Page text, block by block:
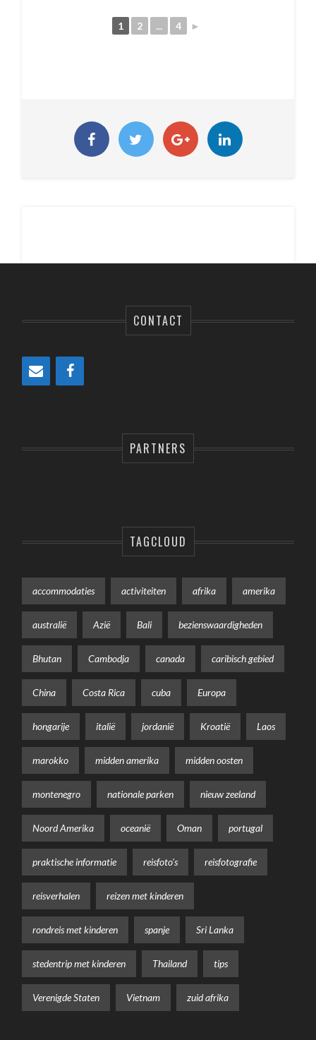
1 2 ... 4 ►
CONTACT
PARTNERS
TAGCLOUD
accommodaties activiteiten afrika amerika
australië Azië Bali bezienswaardigheden
Bhutan Cambodja canada caribisch gebied
China Costa Rica cuba Europa
hongarije italië jordanië Kroatië Laos
marokko midden amerika midden oosten
montenegro nationale parken nieuw zeeland
Noord Amerika oceanië Oman portugal
praktische informatie reisfoto's reisfotografie
reisverhalen reizen met kinderen
rondreis met kinderen spanje Sri Lanka
stedentrip met kinderen Thailand tips
Verenigde Staten Vietnam zuid afrika